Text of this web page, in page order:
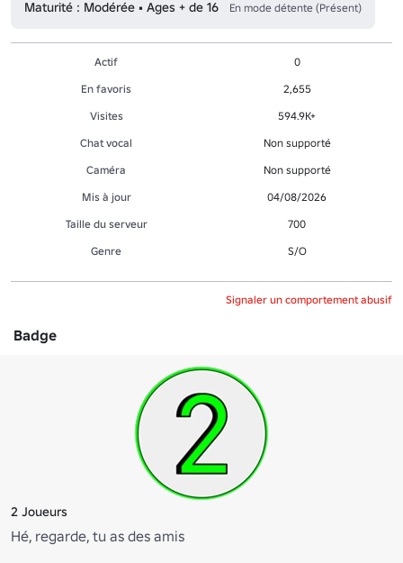
Maturité : Modérée • Ages + de 16 En mode détente (Présent)
Actif
0
En favoris
2,655
Visites
594.9K+
Chat vocal
Non supporté
Caméra
Non supporté
Mis à jour
04/08/2026
Taille du serveur
700
Genre
S/O
Signaler un comportement abusif
Badge
2 Joueurs
Hé, regarde, tu as des amis